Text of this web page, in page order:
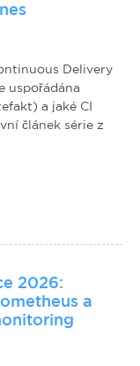
Delivery
uspořádána
a jaké CI
článek série z
2026:
a